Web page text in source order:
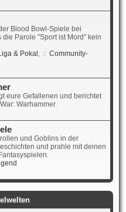
Blood Bowl-Spiele bei
Parole "Sport ist Mord" kein
& Pokal ,
Community-
eure Gefallenen und berichtet
Warhammer.
und Goblins in der
und prahle mit deinen